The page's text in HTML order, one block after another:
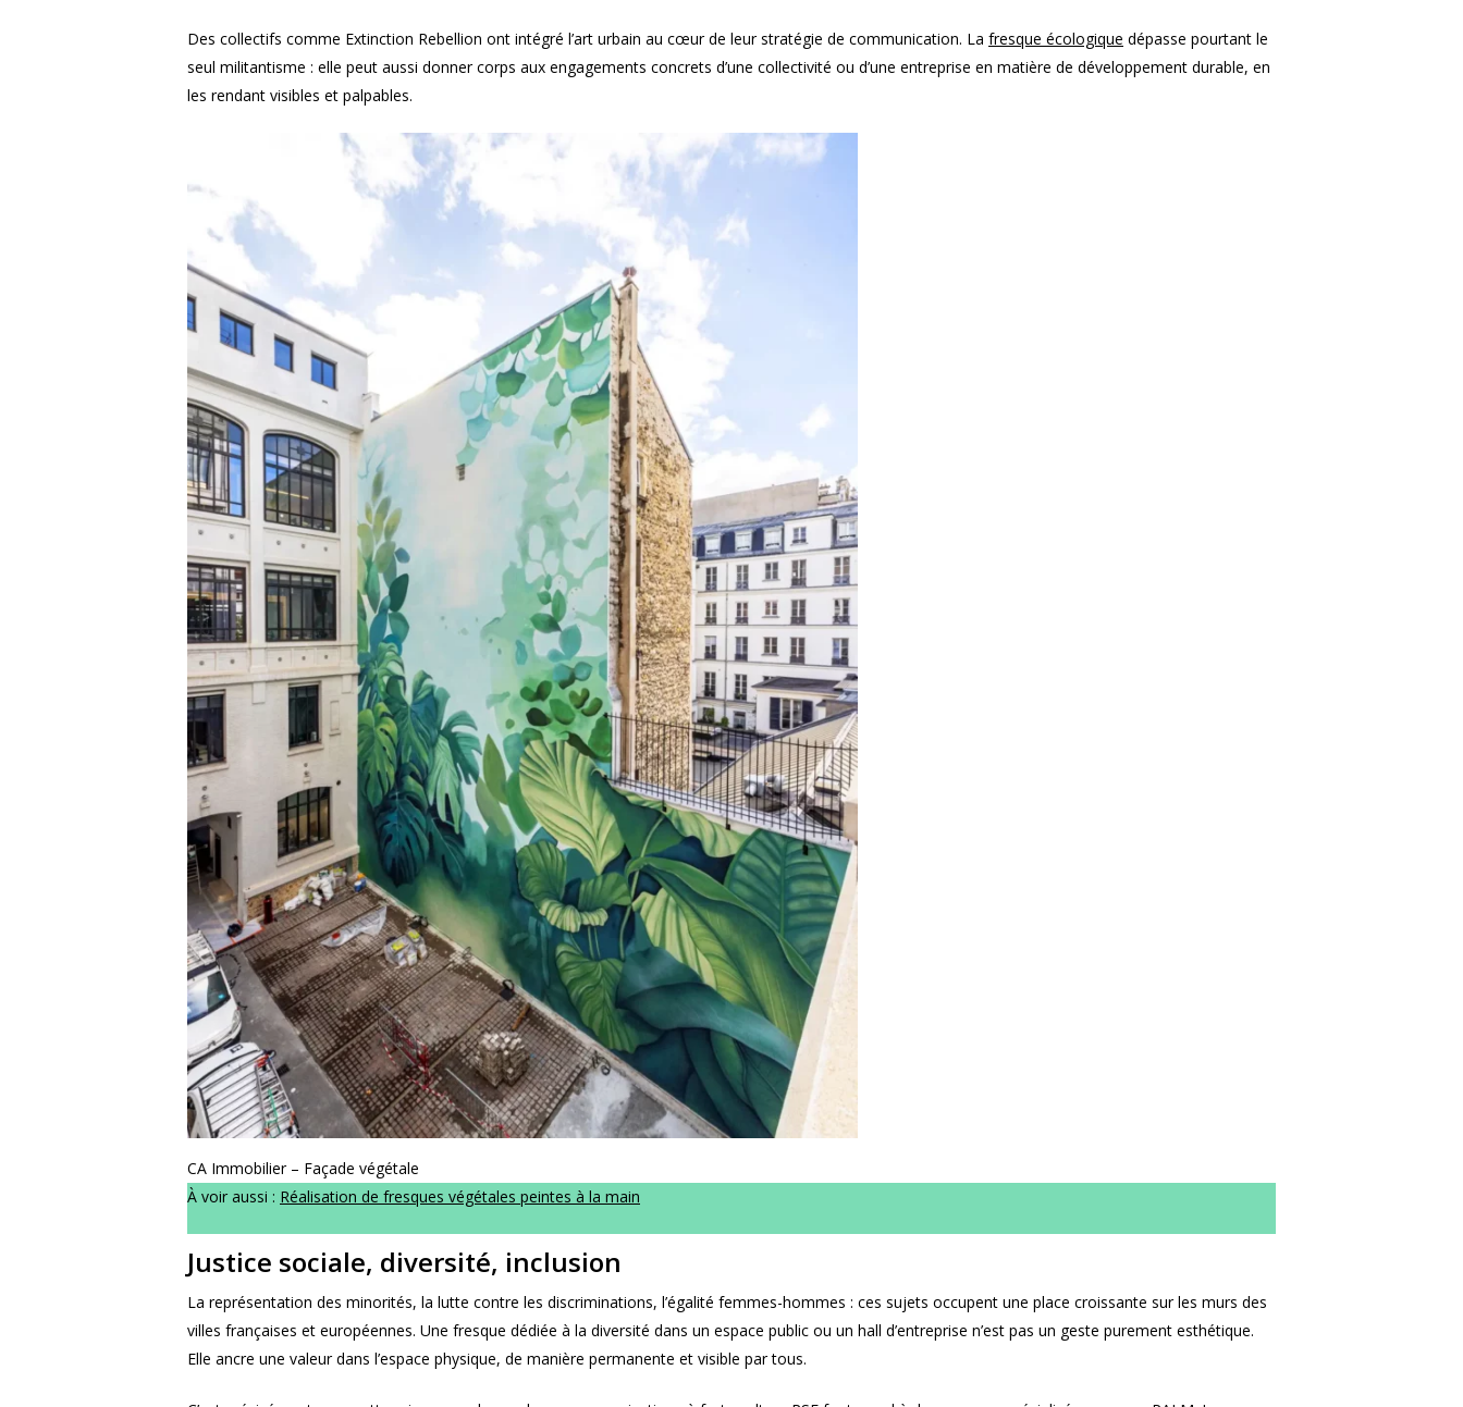
Des collectifs comme Extinction Rebellion ont intégré l’art urbain au cœur de leur stratégie de communication. La fresque écologique dépasse pourtant le
seul militantisme : elle peut aussi donner corps aux engagements concrets d’une collectivité ou d’une entreprise en matière de développement durable, en
les rendant visibles et palpables.
CA Immobilier – Façade végétale
À voir aussi : Réalisation de fresques végétales peintes à la main
Justice sociale, diversité, inclusion
La représentation des minorités, la lutte contre les discriminations, l’égalité femmes-hommes : ces sujets occupent une place croissante sur les murs des
villes françaises et européennes. Une fresque dédiée à la diversité dans un espace public ou un hall d’entreprise n’est pas un geste purement esthétique.
Elle ancre une valeur dans l’espace physique, de manière permanente et visible par tous.